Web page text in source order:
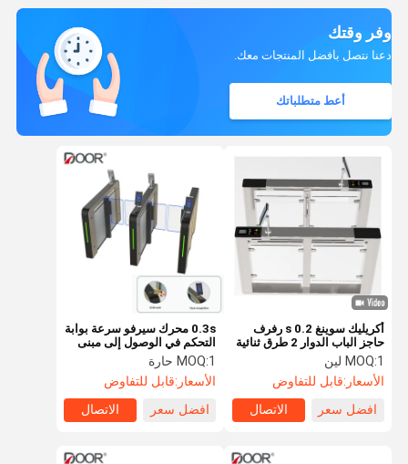
وفر وقتك
دعنا نتصل بأفضل المنتجات معك.
أعط متطلباتك
أكريليك سوينغ 0.2 s رفرف
حاجز الباب الدوار 2 طرق ثنائية
الاتجاه
MOQ:1 لين
الأسعار:قابل للتفاوض
افضل سعر
الاتصال
0.3s محرك سيرفو سرعة بوابة
التحكم في الوصول إلى مبنى
المكاتب
MOQ:1 حارة
الأسعار:قابل للتفاوض
افضل سعر
الاتصال